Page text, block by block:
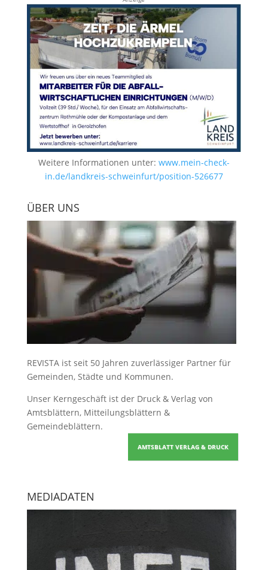
Weitere Informationen unter: www.mein-check-
in.de/landkreis-schweinfurt/position-526677
ÜBER UNS
REVISTA ist seit 50 Jahren zuverlässiger Partner für
Gemeinden, Städte und Kommunen.
Unser Kerngeschäft ist der Druck & Verlag von
Amtsblättern, Mitteilungsblättern &
Gemeindeblättern.
AMTSBLATT VERLAG & DRUCK
MEDIADATEN